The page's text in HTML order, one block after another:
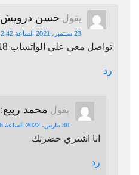
يقول حسن درويش
23 سبتمبر، 2021 الساعة 2:42 ص
تواصل معي علي الواتساب 00249905364318
رد
يقول محمد ربيع:
30 مارس، 2022 الساعة 1:56 م
انا اشتري حضرتك
رد